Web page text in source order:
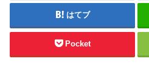
はてブ
Pocket